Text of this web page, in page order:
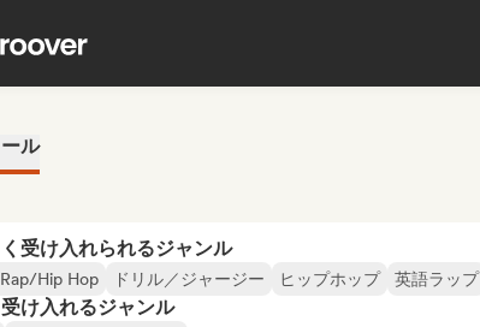
ル
受け入れられるジャンル
Hip Hop ドリル／ジャージー ヒップホップ 英語ラップ
け入れるジャンル